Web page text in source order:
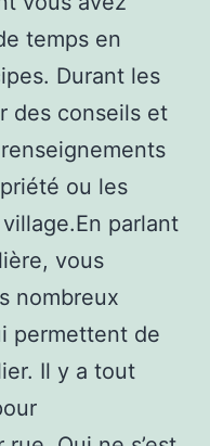
temps en
Durant les
des conseils et
ou les
parlant
vous
nombreux
permettent de
Il y a tout